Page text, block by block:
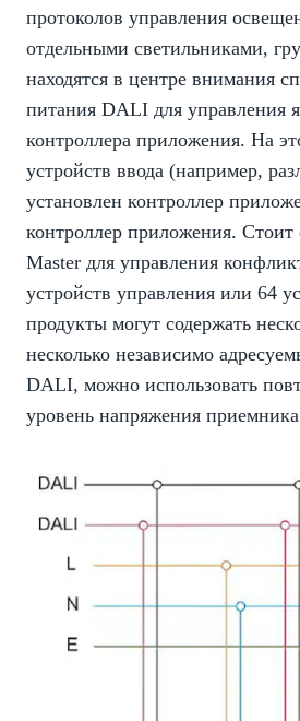
протоколов управления
отдельными светильниками,
находятся в центре внимания
питания DALI для управления
контроллера приложения. На
устройств ввода (например,
установлен контроллер
контроллер приложения. Стоит
Master для управления
устройств управления или 64
продукты могут содержать
несколько независимо
DALI, можно использовать
уровень напряжения